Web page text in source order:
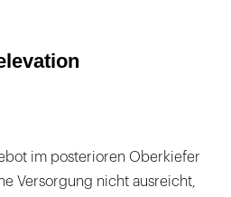
im posterioren Oberkiefer
Versorgung nicht ausreicht,